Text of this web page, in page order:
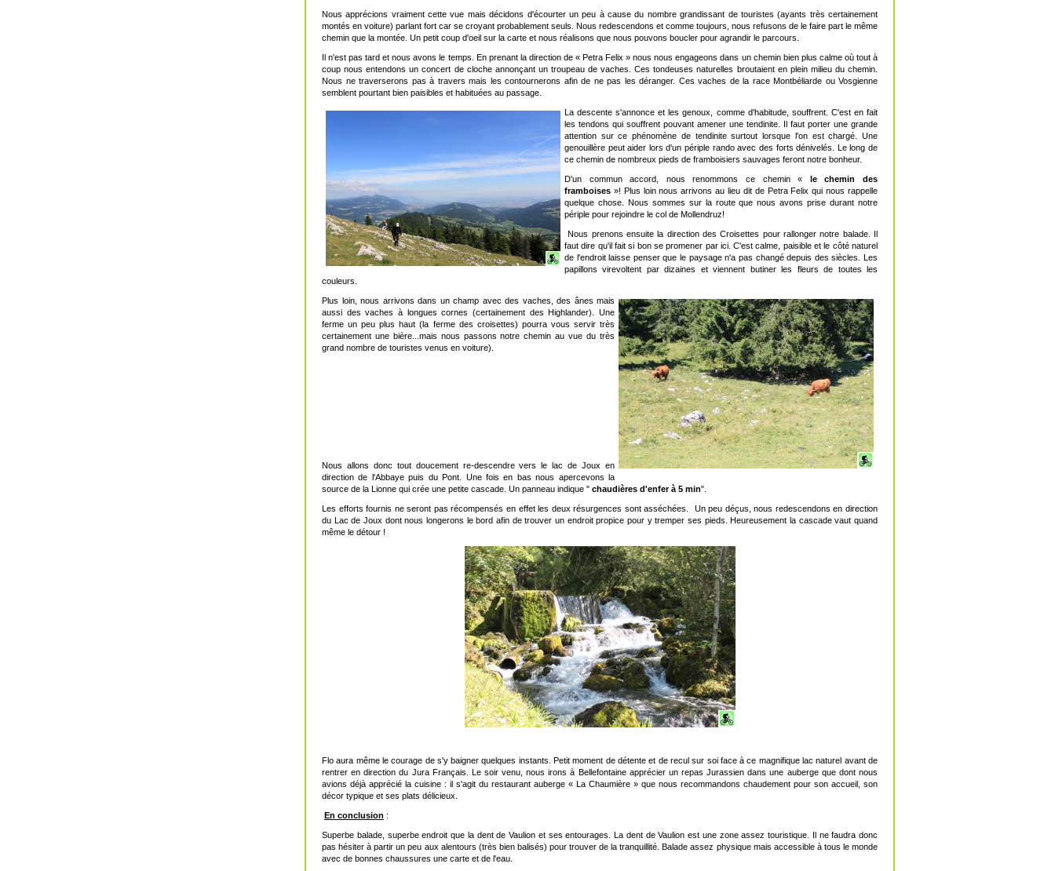
Nous apprécions vraiment cette vue mais décidons d'écourter un peu à cause du nombre grandissant de touristes (ayants très certainement
montés en voiture) parlant fort car se croyant probablement seuls. Nous redescendons et comme toujours, nous refusons de le faire part le même
chemin que la montée. Un petit coup d'oeil sur la carte et nous réalisons que nous pouvons boucler pour agrandir le parcours.
Il n'est pas tard et nous avons le temps. En prenant la direction de « Petra Felix » nous nous engageons dans un chemin bien plus calme où tout à
coup nous entendons un concert de cloche annonçant un troupeau de vaches. Ces tondeuses naturelles broutaient en plein milieu du chemin.
Nous ne traverserons pas à travers mais les contournerons afin de ne pas les déranger. Ces vaches de la race Montbéliarde ou Vosgienne
semblent pourtant bien paisibles et habituées au passage.
La descente s'annonce et les genoux, comme d'habitude, souffrent. C'est en fait
les tendons qui souffrent pouvant amener une tendinite. Il faut porter une grande
attention sur ce phénomène de tendinite surtout lorsque l'on est chargé. Une
genouillère peut aider lors d'un périple rando avec des forts dénivelés. Le long de
ce chemin de nombreux pieds de framboisiers sauvages feront notre bonheur.
D'un commun accord, nous renommons ce chemin « le chemin des
framboises »! Plus loin nous arrivons au lieu dit de Petra Felix qui nous rappelle
quelque chose. Nous sommes sur la route que nous avons prise durant notre
périple pour rejoindre le col de Mollendruz!
Nous prenons ensuite la direction des Croisettes pour rallonger notre balade. Il
faut dire qu'il fait si bon se promener par ici. C'est calme, paisible et le côté naturel
de l'endroit laisse penser que le paysage n'a pas changé depuis des siècles. Les
papillons virevoltent par dizaines et viennent butiner les fleurs de toutes les
couleurs.
Plus loin, nous arrivons dans un champ avec des vaches , des ânes mais
aussi des vaches à longues cornes (certainement des Highlander). Une
ferme un peu plus haut (la ferme des croisettes) pourra vous servir très
certainement une bière...mais nous passons notre chemin au vue du très
grand nombre de touristes venus en voiture).
Nous allons donc tout doucement re-descendre vers le lac de Joux en
direction de l'Abbaye puis du Pont. Une fois en bas nous apercevons la
source de la Lionne qui crée une petite cascade. Un panneau indique " chaudières d'enfer à 5 min".
Les efforts fournis ne seront pas récompensés en effet les deux résurgences sont asséchées. Un peu déçus, nous redescendons en direction
du Lac de Joux dont nous longerons le bord afin de trouver un endroit propice pour y tremper ses pieds. Heureusement la cascade vaut quand
même le détour !
Flo aura même le courage de s'y baigner quelques instants. Petit moment de détente et de recul sur soi face à ce magnifique lac naturel avant de
rentrer en direction du Jura Français. Le soir venu, nous irons à Bellefontaine apprécier un repas Jurassien dans une auberge que dont nous
avions déjà apprécié la cuisine : il s'agit du restaurant auberge « La Chaumière » que nous recommandons chaudement pour son accueil, son
décor typique et ses plats délicieux.
En conclusion :
Superbe balade, superbe endroit que la dent de Vaulion et ses entourages. La dent de Vaulion est une zone assez touristique. Il ne faudra donc
pas hésiter à partir un peu aux alentours (très bien balisés) pour trouver de la tranquillité. Balade assez physique mais accessible à tous le monde
avec de bonnes chaussures une carte et de l'eau.